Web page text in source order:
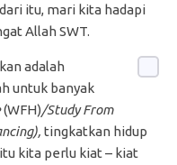
itu, mari kita hadapi
Allah SWT.
adalah
untuk banyak
(WFH)/Study From
tingkatkan hidup
kita perlu kiat – kiat